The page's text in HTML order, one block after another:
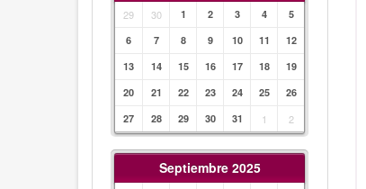
29 30 1 2 3 4
5
6
7 8 9 10 11
12
13
14 15 16 17 18
19
20
21 22 23 24 25
26
27
28 29 30 31 1 2
Septiembre 2025